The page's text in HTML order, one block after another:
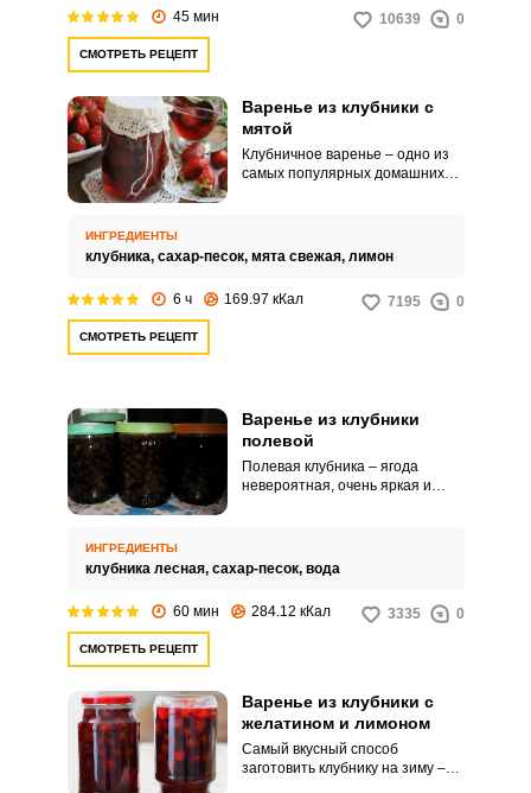
45 мин 10639 0
СМОТРЕТЬ РЕЦЕПТ
Варенье из клубники с
мятой
Клубничное варенье – одно из
самых популярных домашних
ИНГРЕДИЕНТЫ
клубника, сахар-песок, мята свежая, лимон
6 ч 169.97 кКал 7195 0
СМОТРЕТЬ РЕЦЕПТ
Варенье из клубники
полевой
Полевая клубника – ягода
невероятная, очень яркая и
клубники получается густым и
ароматным.
ИНГРЕДИЕНТЫ
клубника лесная, сахар-песок, вода
60 мин 284.12 кКал 3335 0
СМОТРЕТЬ РЕЦЕПТ
Варенье из клубники с
желатином и лимоном
Самый вкусный способ
заготовить клубнику на зиму –